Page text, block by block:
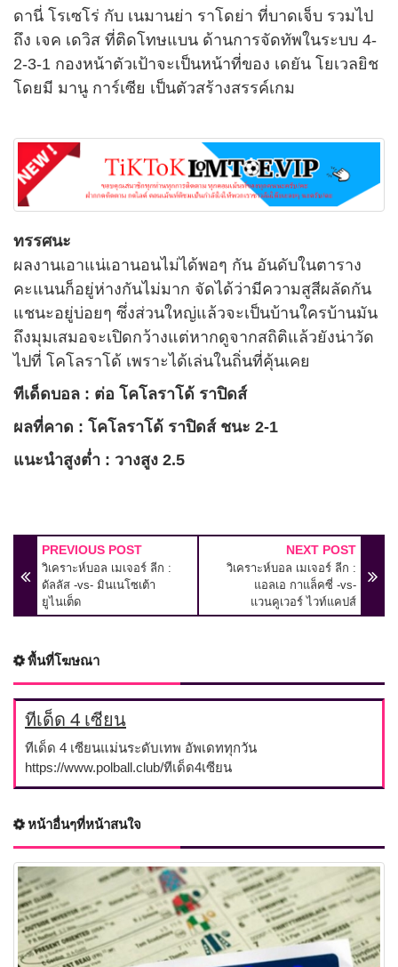
ดานี่ โรเซโร่ กับ เนมานย่า ราโดย่า ที่บาดเจ็บ รวมไป
ถึง เจค เดวิส ที่ติดโทษแบน ด้านการจัดทัพในระบบ 4-
2-3-1 กองหน้าตัวเป้าจะเป็นหน้าที่ของ เดยัน โยเวลยิช
โดยมี มานู การ์เซีย เป็นตัวสร้างสรรค์เกม
ทรรศนะ
ผลงานเอาแน่เอานอนไม่ได้พอๆ กัน อันดับในตาราง
คะแนนก็อยู่ห่างกันไม่มาก จัดได้ว่ามีความสูสีผลัดกัน
แชนะอยู่บ่อยๆ ซึ่งส่วนใหญ่แล้วจะเป็นบ้านใครบ้านมัน
ถึงมุมเสมอจะเปิดกว้างแต่หากดูจากสถิติแล้วยังน่าวัด
ไปที่ โคโลราโด้ เพราะได้เล่นในถิ่นที่คุ้นเคย
ทีเด็ดบอล : ต่อ โคโลราโด้ ราปิดส์
ผลที่คาด : โคโลราโด้ ราปิดส์ ชนะ 2-1
แนะนำสูงต่ำ : วางสูง 2.5
PREVIOUS POST
วิเคราะห์บอล เมเจอร์ ลีก :
ดัลลัส -vs- มินเนโซเต้า
ยูไนเต็ด
NEXT POST
วิเคราะห์บอล เมเจอร์ ลีก :
แอลเอ กาแล็คซี่ -vs-
แวนคูเวอร์ ไวท์แคปส์
พื้นที่โฆษณา
ทีเด็ด 4 เซียน
ทีเด็ด 4 เซียนแม่นระดับเทพ อัพเดททุกวัน
https://www.polball.club/ทีเด็ด4เซียน
หน้าอื่นๆที่หน้าสนใจ